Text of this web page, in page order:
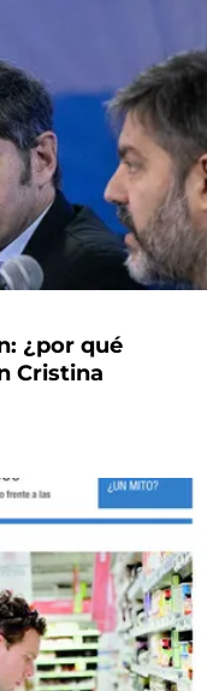
¿por qué
Cristina